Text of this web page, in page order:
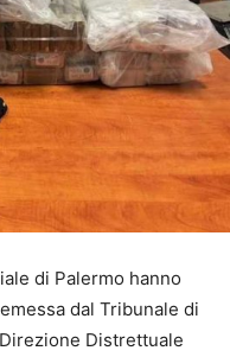
di Palermo hanno
dal Tribunale di
Distrettuale